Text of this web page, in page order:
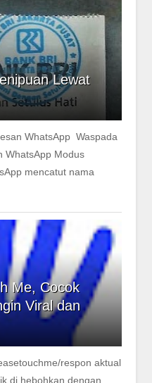
Lewat
WhatsApp Waspada
WhatsApp Modus
mencatut nama
Me, Cocok
Viral dan
respon aktual
di hebohkan dengan